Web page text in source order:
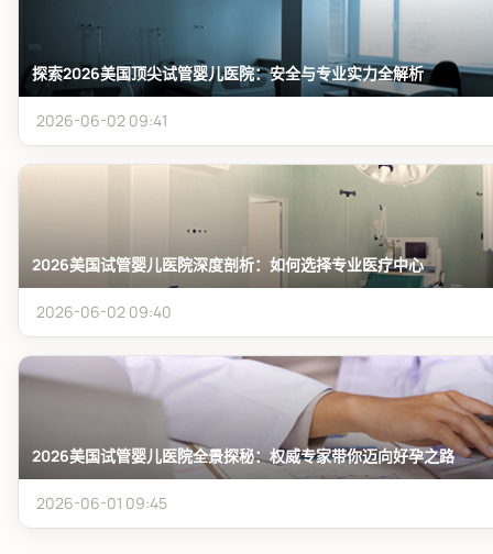
探索2026美国顶尖试管婴儿医院：安全与专业实力全解析
2026-06-02 09:41
2026美国试管婴儿医院深度剖析：如何选择专业医疗中心
2026-06-02 09:40
2026美国试管婴儿医院全景探秘：权威专家带你迈向好孕之路
2026-06-01 09:45